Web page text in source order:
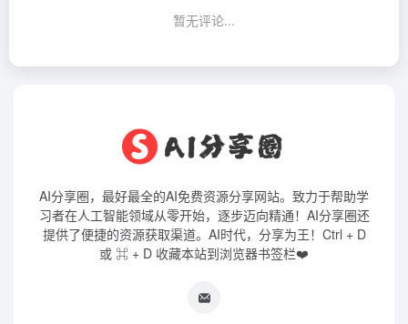
暂无评论...
AI分享圈，最好最全的AI免费资源分享网站。致力于帮助学
习者在人工智能领域从零开始，逐步迈向精通！AI分享圈还
提供了便捷的资源获取渠道。AI时代，分享为王！Ctrl + D
或 ⌘ + D 收藏本站到浏览器书签栏❤️